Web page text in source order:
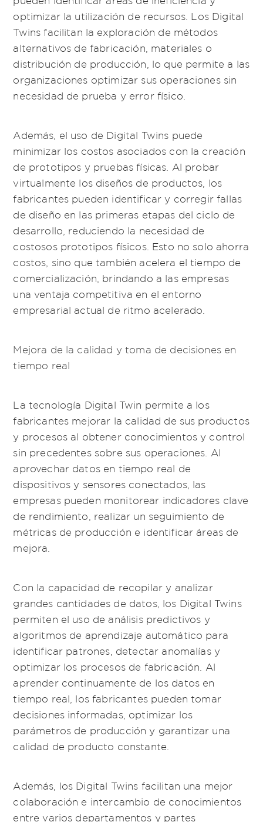
optimizar la utilización de recursos. Los Digital
Twins facilitan la exploración de métodos
alternativos de fabricación, materiales o
distribución de producción, lo que permite a las
organizaciones optimizar sus operaciones sin
necesidad de prueba y error físico.
Además, el uso de Digital Twins puede
minimizar los costos asociados con la creación
de prototipos y pruebas físicas. Al probar
virtualmente los diseños de productos, los
fabricantes pueden identificar y corregir fallas
de diseño en las primeras etapas del ciclo de
desarrollo, reduciendo la necesidad de
costosos prototipos físicos. Esto no solo ahorra
costos, sino que también acelera el tiempo de
comercialización, brindando a las empresas
una ventaja competitiva en el entorno
empresarial actual de ritmo acelerado.
Mejora de la calidad y toma de decisiones en
tiempo real
La tecnología Digital Twin permite a los
fabricantes mejorar la calidad de sus productos
y procesos al obtener conocimientos y control
sin precedentes sobre sus operaciones. Al
aprovechar datos en tiempo real de
dispositivos y sensores conectados, las
empresas pueden monitorear indicadores clave
de rendimiento, realizar un seguimiento de
métricas de producción e identificar áreas de
mejora.
Con la capacidad de recopilar y analizar
grandes cantidades de datos, los Digital Twins
permiten el uso de análisis predictivos y
algoritmos de aprendizaje automático para
identificar patrones, detectar anomalías y
optimizar los procesos de fabricación. Al
aprender continuamente de los datos en
tiempo real, los fabricantes pueden tomar
decisiones informadas, optimizar los
parámetros de producción y garantizar una
calidad de producto constante.
Además, los Digital Twins facilitan una mejor
colaboración e intercambio de conocimientos
entre varios departamentos y partes